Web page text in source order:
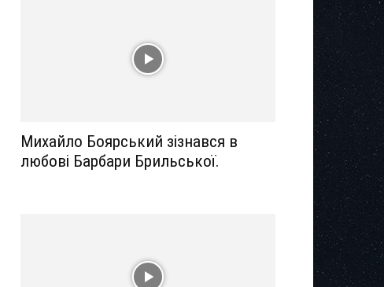
Михайло Боярський зізнався в
любові Барбари Брильської.